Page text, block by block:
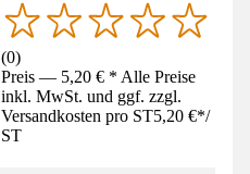
(0)
Preis — 5,20 € * Alle Preise
inkl. MwSt. und ggf. zzgl.
Versandkosten pro ST5,20 €*/
ST